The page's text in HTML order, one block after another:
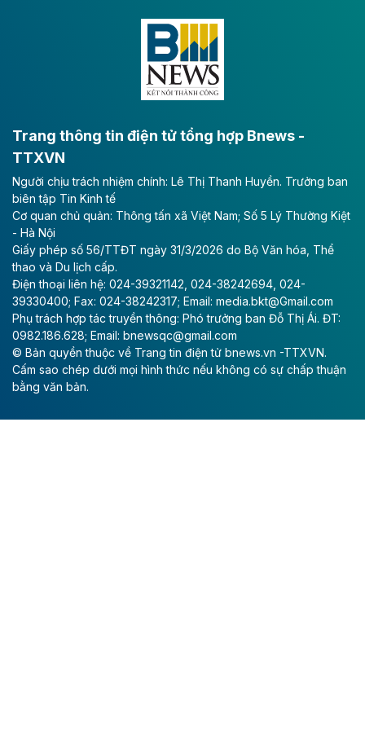
Đông A dài khoảng 25,1 km được kỳ vọng sẽ tạo động
lực phát triển kinh tế - xã hội khu vực phía Nam đồng
Long Thành
Tổng công ty Cảng hàng không Việt Nam - CTCP
(ACV) vừa lập kỷ lục mới về lợi nhuận trong quý
II/2026.
Theo baodautu.vn
Vinaconex lập đỉnh doanh thu
Tổng CTCP Xuất nhập khẩu và Xây dựng Việt Nam
(Vinaconex) đã khép lại nửa đầu năm với doanh thu
thuần gần 7.268 tỷ đồng, tăng 4% so với cùng kỳ và
cũng là mức cao nhất lịch sử hoạt động của doanh
nghiệp.
Trang thông tin điện tử tổng hợp Bnews -
TTXVN
Người chịu trách nhiệm chính: Lê Thị Thanh Huyền. Trưởng ban
biên tập Tin Kinh tế
Cơ quan chủ quản: Thông tấn xã Việt Nam; Số 5 Lý Thường Kiệt
- Hà Nội
Giấy phép số 56/TTĐT ngày 31/3/2026 do Bộ Văn hóa, Thể
thao và Du lịch cấp.
Điện thoại liên hệ: 024-39321142, 024-38242694, 024-
39330400; Fax: 024-38242317; Email: media.bkt@Gmail.com
Phụ trách hợp tác truyền thông: Phó trưởng ban Đỗ Thị Ái. ĐT:
0982.186.628; Email: bnewsqc@gmail.com
© Bản quyền thuộc về Trang tin điện tử bnews.vn -TTXVN.
Cấm sao chép dưới mọi hình thức nếu không có sự chấp thuận
bằng văn bản.